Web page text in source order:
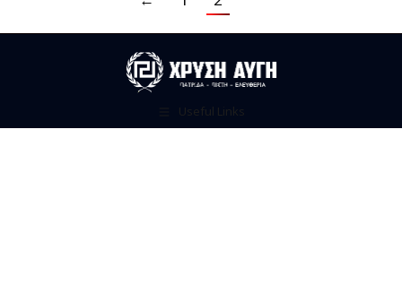
Useful Links